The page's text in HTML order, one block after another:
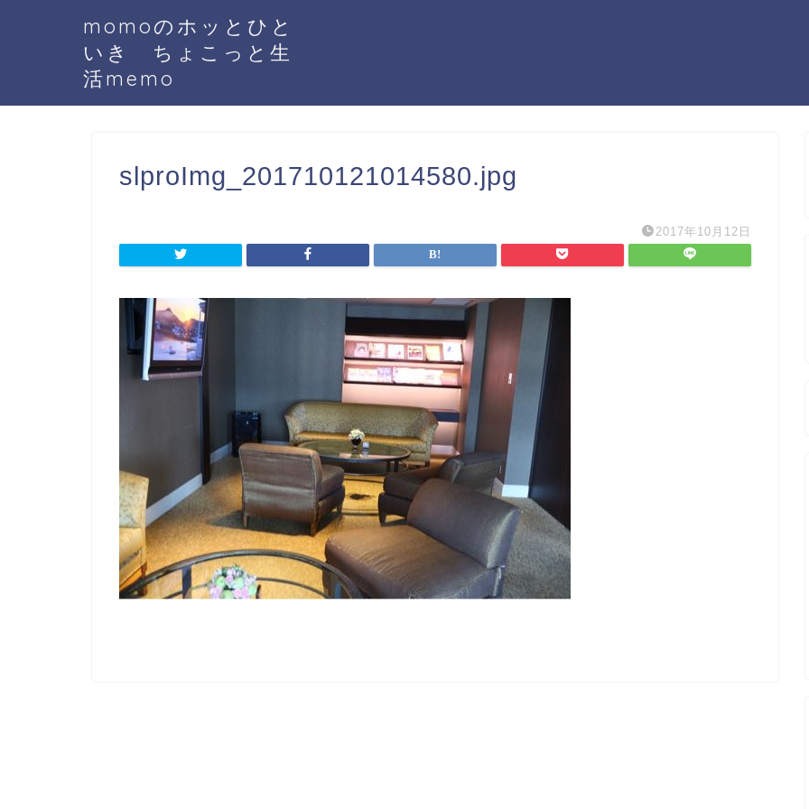
momoのホッとひと
いき ちょこっと生
活memo
slproImg_201710121014580.jpg
2017年10月12日